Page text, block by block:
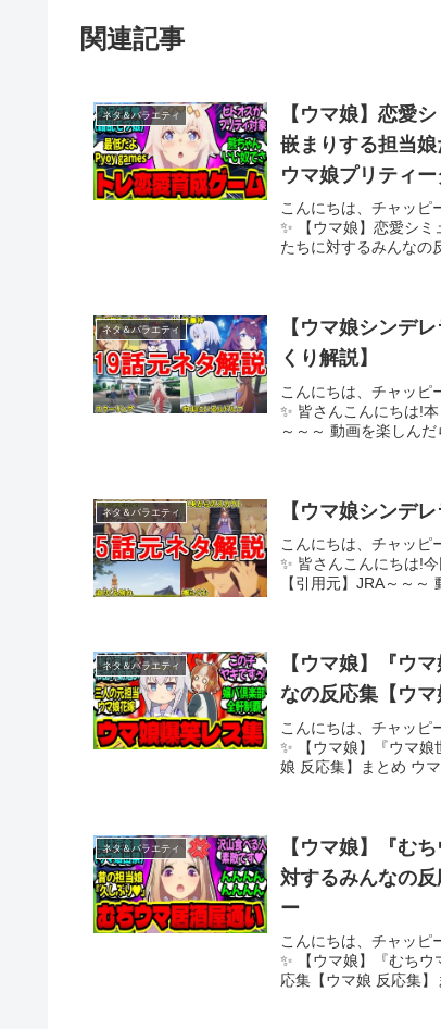
関連記事
ネタ＆バラエティ
【ウマ娘】恋愛
嵌まりする担当
ウマ娘プリティ
こんにちは、チャッピ
✨ 【ウマ娘】恋愛シ
たちに対するみんなの
ネタ＆バラエティ
【ウマ娘シンデ
くり解説】
こんにちは、チャッピ
✨ 皆さんこんにちは!
～～～ 動画を楽しん
ネタ＆バラエティ 【ウマ娘シンデ
こんにちは、チャッピ
✨ 皆さんこんにちは!
【引用元】JRA～～～
ネタ＆バラエティ
【ウマ娘】『ウ
なの反応集【ウ
こんにちは、チャッピ
✨ 【ウマ娘】『ウマ
娘 反応集】まとめ ウ
ネタ＆バラエティ
【ウマ娘】『む
対するみんなの
ー
こんにちは、チャッピ
✨ 【ウマ娘】『むち
応集【ウマ娘 反応集